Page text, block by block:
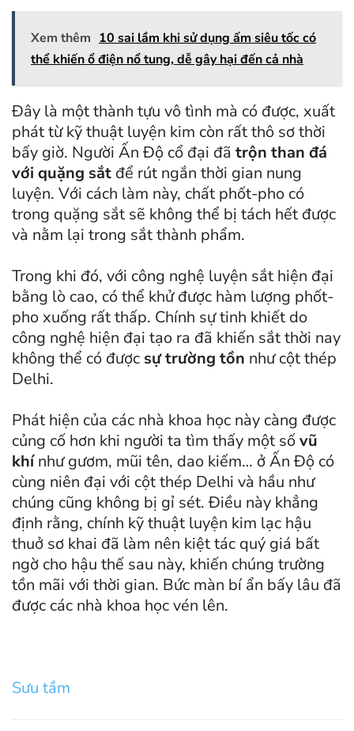
Xem thêm 10 sai lầm khi sử dụng ấm siêu tốc có
thể khiến ổ điện nổ tung, dễ gây hại đến cả nhà
Đây là một thành tựu vô tình mà có được, xuất
phát từ kỹ thuật luyện kim còn rất thô sơ thời
bấy giờ. Người Ấn Độ cổ đại đã trộn than đá
với quặng sắt để rút ngắn thời gian nung
luyện. Với cách làm này, chất phốt-pho có
trong quặng sắt sẽ không thể bị tách hết được
và nằm lại trong sắt thành phẩm.
Trong khi đó, với công nghệ luyện sắt hiện đại
bằng lò cao, có thể khử được hàm lượng phốt-
pho xuống rất thấp. Chính sự tinh khiết do
công nghệ hiện đại tạo ra đã khiến sắt thời nay
không thể có được sự trường tồn như cột thép
Delhi.
Phát hiện của các nhà khoa học này càng được
củng cố hơn khi người ta tìm thấy một sốvũ
khínhư gươm, mũi tên, dao kiếm… ở Ấn Độ có
cùng niên đại với cột thép Delhi và hầu như
chúng cũng không bị gỉ sét. Điều này khẳng
định rằng, chính kỹ thuật luyện kim lạc hậu
thuở sơ khai đã làm nên kiệt tác quý giá bất
ngờ cho hậu thế sau này, khiến chúng trường
tồn mãi với thời gian. Bức màn bí ẩn bấy lâu đã
được các nhà khoa học vén lên.
Sưu tầm